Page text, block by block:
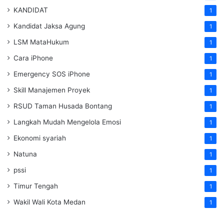
KANDIDAT 1
Kandidat Jaksa Agung 1
LSM MataHukum 1
Cara iPhone 1
Emergency SOS iPhone 1
Skill Manajemen Proyek 1
RSUD Taman Husada Bontang 1
Langkah Mudah Mengelola Emosi 1
Ekonomi syariah 1
Natuna 1
pssi 1
Timur Tengah 1
Wakil Wali Kota Medan 1